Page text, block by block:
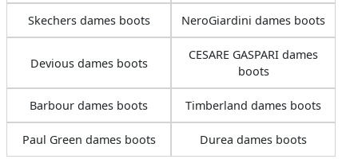
Skechers dames boots NeroGiardini dames boots
Devious dames boots
CESARE GASPARI dames
boots
Barbour dames boots Timberland dames boots
Paul Green dames boots Durea dames boots